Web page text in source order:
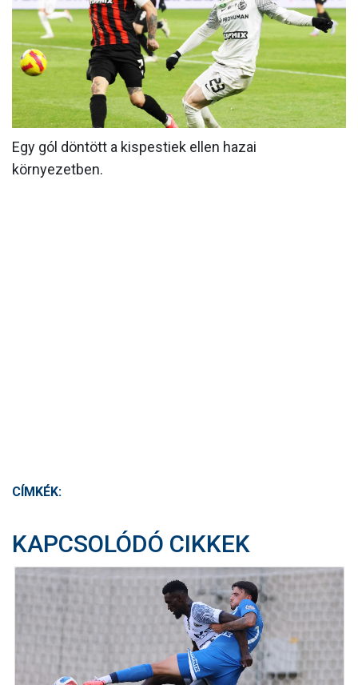
MÉRKŐZÉSEK
KLUB
GALÉRIA
SZURKOLÓI ÉLMÉNYEK
AKKREDITÁCIÓ
Egy gól döntött a kispestiek ellen hazai
környezetben.
CÍMKÉK:
KAPCSOLÓDÓ CIKKEK